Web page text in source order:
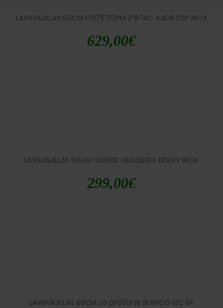
LAVAVAJILLAS 60CM FFB75717PM 3ªB 14C 44DB DSP INOX
629,00€
LAVAVAJILLAS 60CM HISENSE HS622E10X 13SERV INOX
299,00€
LAVAVAJILLAS 60CM LG DF030FW BLANCO 13C 5P